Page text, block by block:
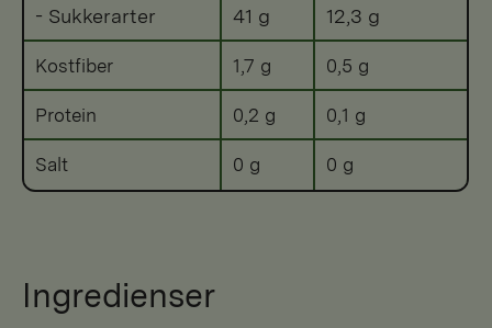
- Sukkerarter
41 g 12,3 g
Kostfiber 1,7 g 0,5 g
Protein 0,2 g 0,1 g
Salt 0 g 0 g
Ingredienser